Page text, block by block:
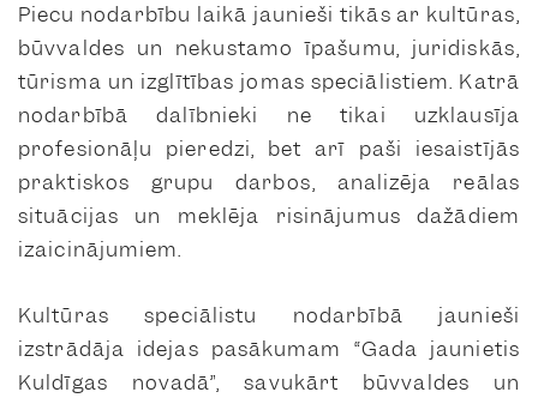
Piecu nodarbību laikā jaunieši tikās ar kultūras,
būvvaldes un nekustamo īpašumu, juridiskās,
tūrisma un izglītības jomas speciālistiem. Katrā
nodarbībā dalībnieki ne tikai uzklausīja
profesionāļu pieredzi, bet arī paši iesaistījās
praktiskos grupu darbos, analizēja reālas
situācijas un meklēja risinājumus dažādiem
izaicinājumiem.
Kultūras speciālistu nodarbībā jaunieši
izstrādāja idejas pasākumam “Gada jaunietis
Kuldīgas novadā”, savukārt būvvaldes un